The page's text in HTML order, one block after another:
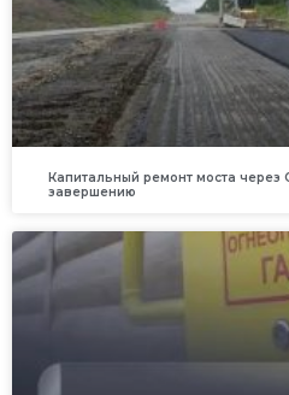
Капитальный ремонт моста через
завершению